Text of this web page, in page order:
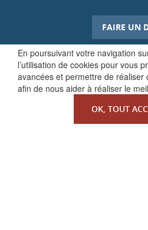
En poursuivant votre navigation
l’utilisation de cookies pour vous
avancées et permettre de réaliser
afin de nous aider à réaliser le
OK, TOUT
FAIRE UN